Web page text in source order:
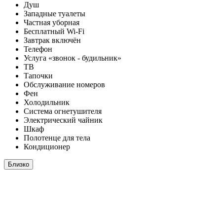
Душ
Западные туалеты
Частная уборная
Бесплатный Wi-Fi
Завтрак включён
Телефон
Услуга «звонок - будильник»
ТВ
Тапочки
Обслуживание номеров
Фен
Холодильник
Система огнетушителя
Электрический чайник
Шкаф
Полотенце для тела
Кондиционер
Близко